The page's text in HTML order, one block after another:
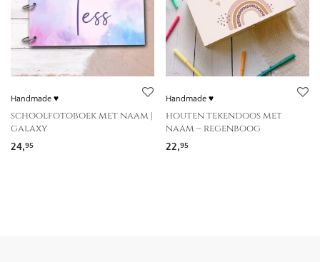
Handmade ♥
schoolfotoboek met naam |
galaxy
24,95
Handmade ♥
houten tekendoos met
naam – regenboog
22,95